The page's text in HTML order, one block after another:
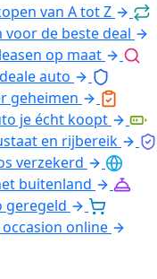
van A tot Z
de beste deal
op maat
auto
geheimen
je écht koopt
en rijbereik
verzekerd
buitenland
geregeld
online